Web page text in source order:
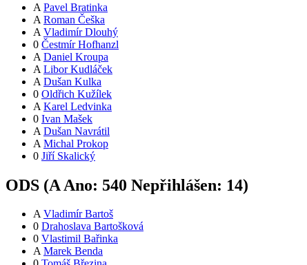
A Pavel Bratinka
A Roman Češka
A Vladimír Dlouhý
0 Čestmír Hofhanzl
A Daniel Kroupa
A Libor Kudláček
A Dušan Kulka
0 Oldřich Kužílek
A Karel Ledvinka
0 Ivan Mašek
A Dušan Navrátil
A Michal Prokop
0 Jiří Skalický
ODS (A Ano: 540 Nepřihlášen: 14)
A Vladimír Bartoš
0 Drahoslava Bartošková
0 Vlastimil Bařinka
A Marek Benda